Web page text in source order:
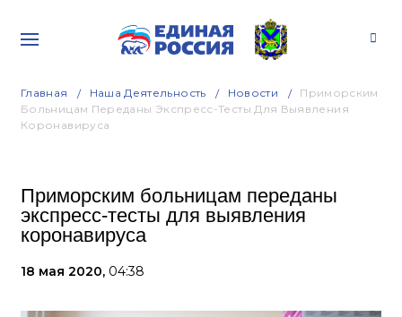
Главная Наша Деятельность Новости
Приморским
Больницам Переданы Экспресс-Тесты Для Выявления
Коронавируса
Приморским больницам переданы
экспресс-тесты для выявления
коронавируса
18 мая 2020, 04:38